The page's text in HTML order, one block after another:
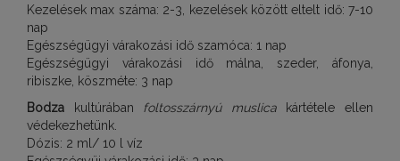
Kezelések max száma: 2-3, kezelések között eltelt idő: 7-10
nap
Egészségügyi várakozási idő szamóca: 1 nap
Egészségügyi várakozási idő málna, szeder, áfonya,
ribiszke, köszméte: 3 nap
Bodza kultúrában foltosszárnyú muslicakártétele ellen
védekezhetünk.
Dózis: 2 ml/ 10 l víz